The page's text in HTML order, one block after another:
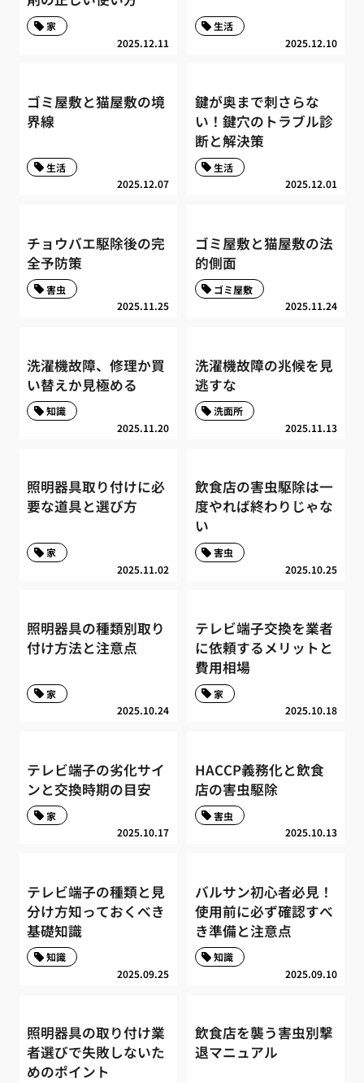
2025.12.11
家
2025.12.10
生活
ゴミ屋敷と猫屋敷の境
界線
2025.12.07
生活
鍵が奥まで刺さらな
い！鍵穴のトラブル診
断と解決策
2025.12.01
生活
チョウバエ駆除後の完
全予防策
2025.11.25
害虫
ゴミ屋敷と猫屋敷の法
的側面
2025.11.24
ゴミ屋敷
洗濯機故障、修理か買
い替えか見極める
2025.11.20
知識
洗濯機故障の兆候を見
逃すな
2025.11.13
洗面所
照明器具取り付けに必
要な道具と選び方
2025.11.02
家
飲食店の害虫駆除は一
度やれば終わりじゃな
い
2025.10.25
害虫
照明器具の種類別取り
付け方法と注意点
2025.10.24
家
テレビ端子交換を業者
に依頼するメリットと
費用相場
2025.10.18
家
テレビ端子の劣化サイ
ンと交換時期の目安
2025.10.17
家
HACCP義務化と飲食
店の害虫駆除
2025.10.13
害虫
テレビ端子の種類と見
分け方知っておくべき
基礎知識
2025.09.25
知識
バルサン初心者必見！
使用前に必ず確認すべ
き準備と注意点
2025.09.10
知識
照明器具の取り付け業
者選びで失敗しないた
めのポイント
飲食店を襲う害虫別撃
退マニュアル